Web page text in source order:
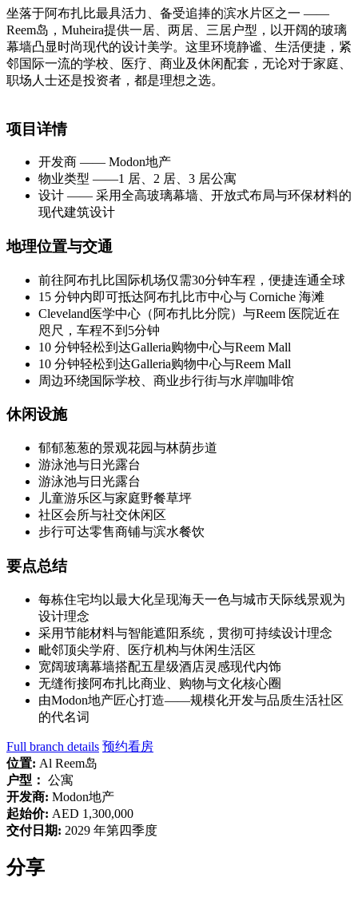
坐落于阿布扎比最具活力、备受追捧的滨水片区之一 ——
Reem岛，Muheira提供一居、两居、三居户型，以开阔的玻璃
幕墙凸显时尚现代的设计美学。这里环境静谧、生活便捷，紧
邻国际一流的学校、医疗、商业及休闲配套，无论对于家庭、
职场人士还是投资者，都是理想之选。
项目详情
开发商 —— Modon地产
物业类型 ——1 居、2 居、3 居公寓
设计 —— 采用全高玻璃幕墙、开放式布局与环保材料的
现代建筑设计
地理位置与交通
前往阿布扎比国际机场仅需30分钟车程，便捷连通全球
15 分钟内即可抵达阿布扎比市中心与 Corniche 海滩
Cleveland医学中心（阿布扎比分院）与Reem 医院近在
咫尺，车程不到5分钟
10 分钟轻松到达Galleria购物中心与Reem Mall
10 分钟轻松到达Galleria购物中心与Reem Mall
周边环绕国际学校、商业步行街与水岸咖啡馆
休闲设施
郁郁葱葱的景观花园与林荫步道
游泳池与日光露台
游泳池与日光露台
儿童游乐区与家庭野餐草坪
社区会所与社交休闲区
步行可达零售商铺与滨水餐饮
要点总结
每栋住宅均以最大化呈现海天一色与城市天际线景观为
设计理念
采用节能材料与智能遮阳系统，贯彻可持续设计理念
毗邻顶尖学府、医疗机构与休闲生活区
宽阔玻璃幕墙搭配五星级酒店灵感现代内饰
无缝衔接阿布扎比商业、购物与文化核心圈
由Modon地产匠心打造——规模化开发与品质生活社区
的代名词
Full branch details 预约看房
位置: Al Reem岛
户型： 公寓
开发商: Modon地产
起始价: AED 1,300,000
交付日期: 2029 年第四季度
分享